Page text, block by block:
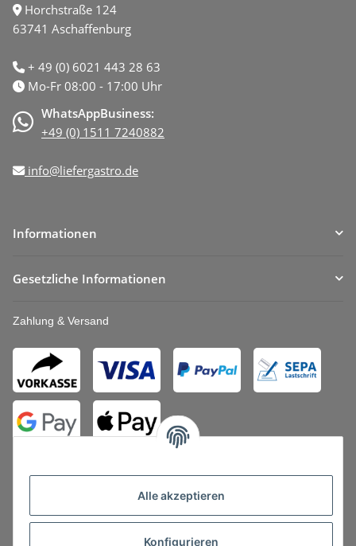
Alle akzeptieren
Konfigurieren
Horchstraße 124
63741 Aschaffenburg
+ 49 (0) 6021 443 28 63
Mo-Fr 08:00 - 17:00 Uhr
WhatsAppBusiness:
+49 (0) 1511 7240882
info@liefergastro.de
Informationen
Gesetzliche Informationen
Zahlung & Versand